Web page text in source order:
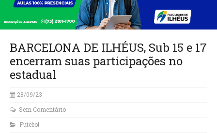
BARCELONA DE ILHÉUS, Sub 15 e 17
encerram suas participações no
estadual
28/09/23
Sem Comentário
Futebol